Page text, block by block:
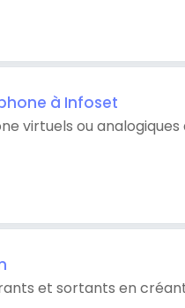
à Infoset
virtuels ou
et sortants en